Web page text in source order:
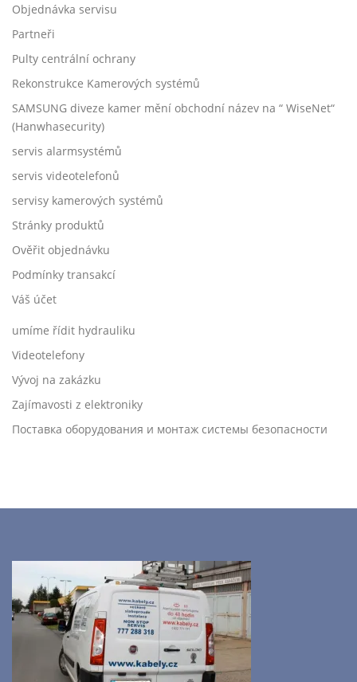
Objednávka servisu
Partneři
Pulty centrální ochrany
Rekonstrukce Kamerových systémů
SAMSUNG diveze kamer mění obchodní název na “ WiseNet“
(Hanwhasecurity)
servis alarmsystémů
servis videotelefonů
servisy kamerových systémů
Stránky produktů
Ověřit objednávku
Podmínky transakcí
Váš účet
umíme řídit hydrauliku
Videotelefony
Vývoj na zakázku
Zajímavosti z elektroniky
Поставка оборудования и монтаж системы безопасности